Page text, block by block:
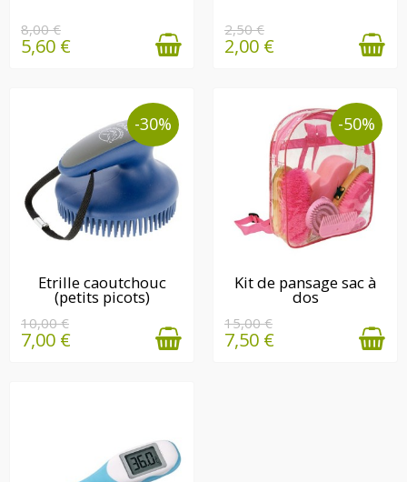
8,00 €
5,60 €
2,50 €
2,00 €
-30%
EN STOCK
Etrille caoutchouc
(petits picots)
10,00 €
7,00 €
-50%
DERNIÈRE(S)
QUANTITÉ(S)
DISPONIBLE(S)
Kit de pansage sac à
dos
15,00 €
7,50 €